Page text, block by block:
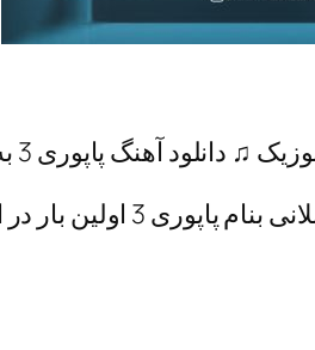
3 به همراه پخش آنلاین و بهترین کیفیت ♫
در اردبیل موزیک. پدیدار شد.